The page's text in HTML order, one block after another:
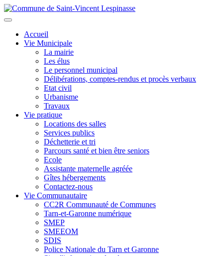
Aller
au
principal
Toggle
navigationAccueil
Vie Municipale
La mairie
Les élus
Le personnel municipal
Délibérations, comptes-rendus et procès verbaux
Etat civil
Urbanisme
Travaux
Vie pratique
Locations des salles
Services publics
Déchetterie et tri
Parcours santé et bien être seniors
Ecole
Assistante maternelle agréée
Gîtes hébergements
Contactez-nous
Vie Communautaire
CC2R Communauté de Communes
Tarn-et-Garonne numérique
SMEP
SMEEOM
SDIS
Police Nationale du Tarn et Garonne